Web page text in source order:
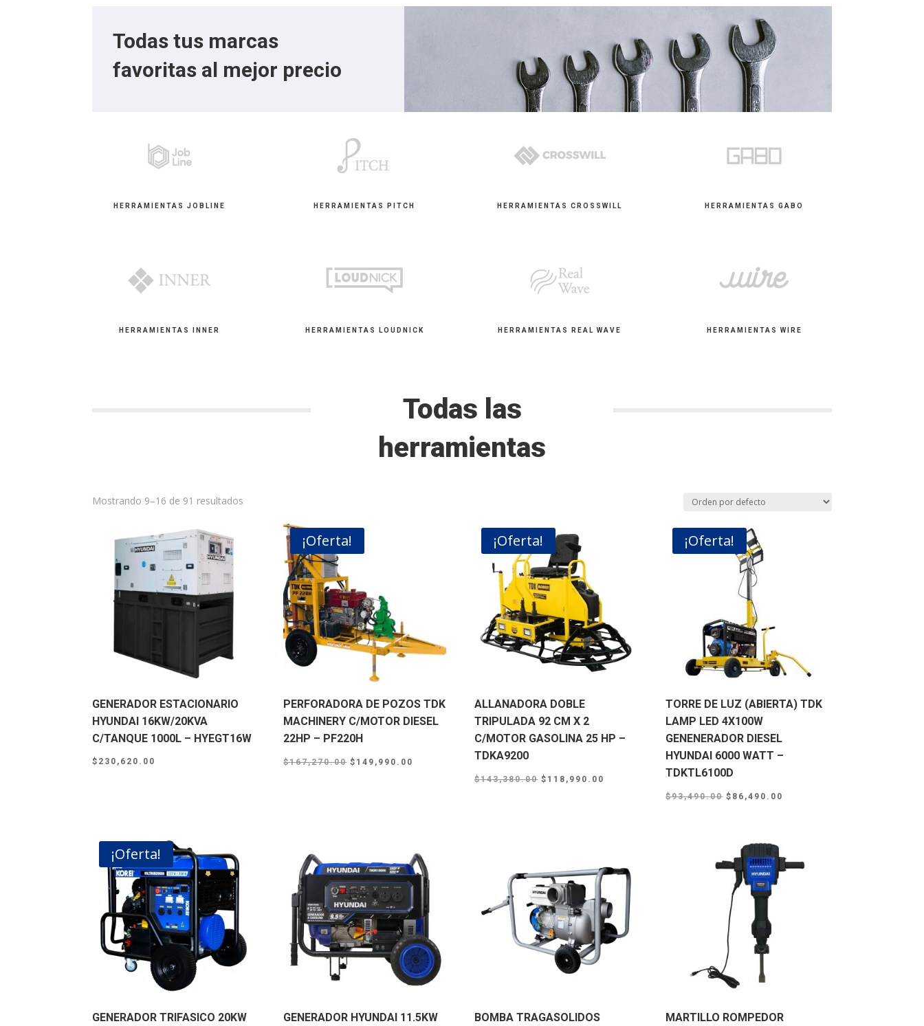
Todas tus marcas
favoritas al mejor precio
HERRAMIENTAS JOBLINE HERRAMIENTAS PITCH HERRAMIENTAS CROSSWILL HERRAMIENTAS GABO
HERRAMIENTAS INNER HERRAMIENTAS LOUDNICK HERRAMIENTAS REAL WAVE HERRAMIENTAS WIRE
Todas las
herramientas
Mostrando 9–16 de 91 resultados
GENERADOR ESTACIONARIO
HYUNDAI 16KW/20KVA
C/TANQUE 1000L – HYEGT16W
$ 230,620.00
¡Oferta!
PERFORADORA DE POZOS TDK
MACHINERY C/MOTOR DIESEL
22HP – PF220H
$167,270.00 Original
$ 149,990.00
¡Oferta!
ALLANADORA DOBLE
TRIPULADA 92 CM X 2
C/MOTOR GASOLINA 25 HP –
TDKA9200
$143,380.00 Original
$ 118,990.00
¡Oferta!
TORRE DE LUZ (ABIERTA) TDK
LAMP LED 4X100W
GENENERADOR DIESEL
HYUNDAI 6000 WATT –
TDKTL6100D
$93,490.00 Original
$93,490.00.
$ 86,490.00
¡Oferta!
GENERADOR TRIFASICO 20KW GENERADOR HYUNDAI 11.5KW BOMBA TRAGASOLIDOS MARTILLO ROMPEDOR